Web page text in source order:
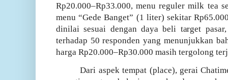
Rp20.000–Rp33.000, menu reguler milk tea
menu “Gede Banget” (1 liter) sekitar
dinilai sesuai dengan daya beli target
terhadap 50 responden yang menunjukkan
harga Rp20.000–Rp30.000 masih tergolong
Dari aspek tempat (place), gerai